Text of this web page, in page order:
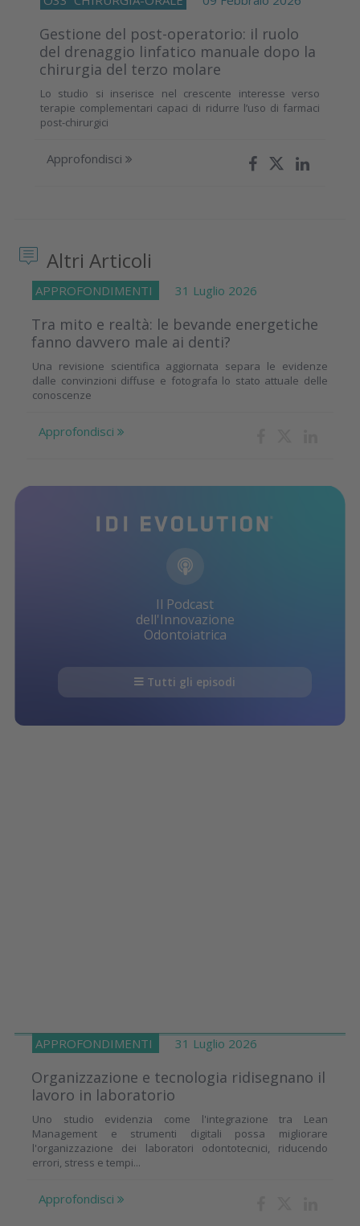
Gestione del post-operatorio: il ruolo
del drenaggio linfatico manuale dopo la
chirurgia del terzo molare
Lo studio si inserisce nel crescente interesse verso
terapie complementari capaci di ridurre l’uso di farmaci
post-chirurgici
Approfondisci
Altri Articoli
APPROFONDIMENTI 31 Luglio 2026
Tra mito e realtà: le bevande energetiche
fanno davvero male ai denti?
Una revisione scientifica aggiornata separa le evidenze
dalle convinzioni diffuse e fotografa lo stato attuale delle
conoscenze
Approfondisci
Il Podcast
dell'Innovazione
Odontoiatrica
Tutti gli episodi
APPROFONDIMENTI 31 Luglio 2026
Organizzazione e tecnologia ridisegnano il
lavoro in laboratorio
Uno studio evidenzia come l'integrazione tra Lean
Management e strumenti digitali possa migliorare
l'organizzazione dei laboratori odontotecnici, riducendo
errori, stress e tempi...
Approfondisci